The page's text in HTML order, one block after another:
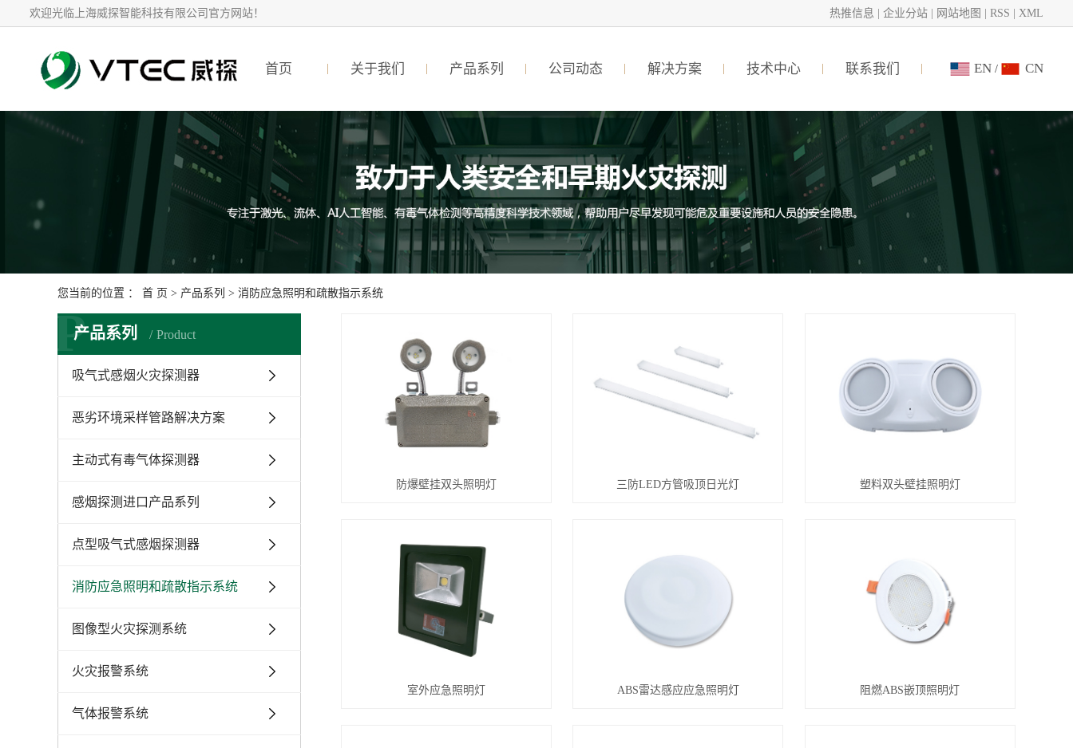
欢迎光临上海威探智能科技有限公司官方网站！ 热推信息 企业分站 网站地图 RSS XML
首页 关于我们 产品系列 公司动态 解决方案 技术中心 联系我们 EN / CN
您当前的位置 ： 首 页 > 产品系列 > 消防应急照明和疏散指示系统
产品系列 Product
P
吸气式感烟火灾探测器
恶劣环境采样管路解决方案
主动式有毒气体探测器
感烟探测进口产品系列
点型吸气式感烟探测器
消防应急照明和疏散指示系统
图像型火灾探测系统
火灾报警系统
气体报警系统
防爆壁挂双头照明灯 三防LED方管吸顶日光灯 塑料双头壁挂照明灯
室外应急照明灯 ABS雷达感应应急照明灯 阻燃ABS嵌顶照明灯